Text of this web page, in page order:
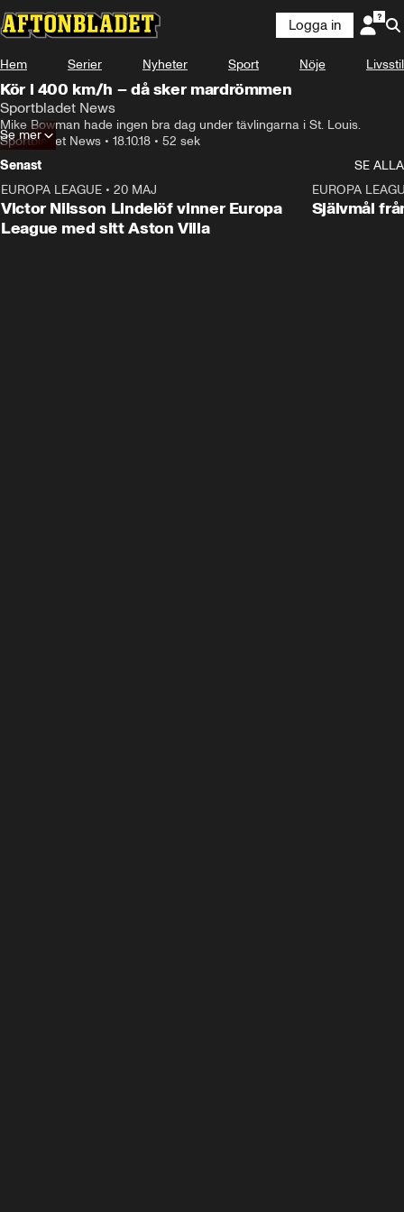
Logga in
Hem Serier Nyheter Sport Nöje Livsstil
Kör i 400 km/h – då sker mardrömmen
Sportbladet News
Mike Bowman hade ingen bra dag under tävlingarna i St. Louis.
Sportbladet News • 18.10.18 • 52 sek
Se mer
Senast
SE ALLA
EUROPA LEAGUE • 20 MAJ
Victor Nilsson Lindelöf vinner Europa
League med sitt Aston Villa
EUROPA
Självmål